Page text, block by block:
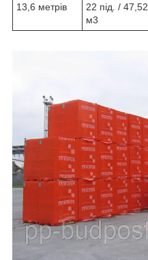
13,6 метрів
22 під. / 47,52
м3